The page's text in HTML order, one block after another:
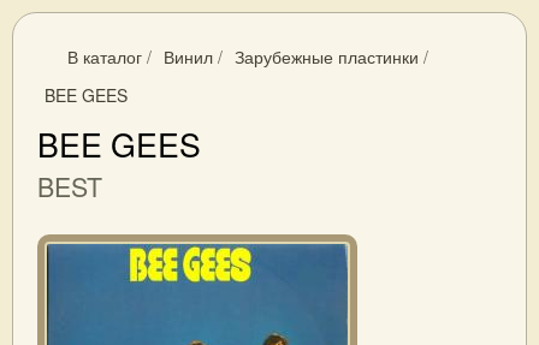
В каталог / Винил / Зарубежные пластинки /
BEE GEES
BEE GEES
BEST